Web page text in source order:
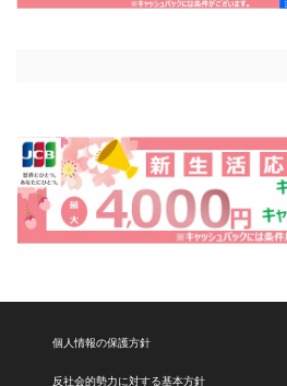
個人情報の保護方針
反社会的勢力に対する基本方針